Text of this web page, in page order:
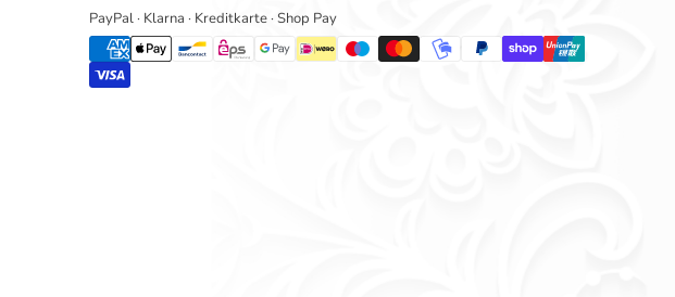
PayPal · Klarna · Kreditkarte · Shop Pay